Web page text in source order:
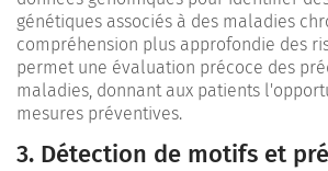
génétiques associés à des maladies
compréhension plus approfondie des
permet une évaluation précoce des
maladies, donnant aux patients
mesures préventives.
3. Détection de motifs et